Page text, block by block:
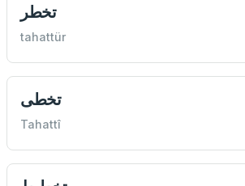
تخطر
tahattür
تخطی
Tahattî